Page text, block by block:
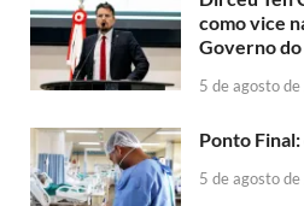
como vice
Governo do
5 de agosto
Ponto
5 de agosto